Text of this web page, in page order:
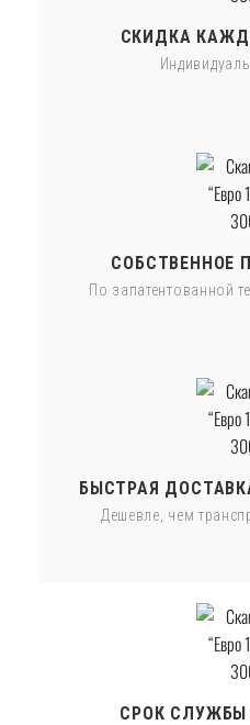
СКИДКА
СОБСТВЕННОЕ
По запатентованной
БЫСТРАЯ
Дешевле, чем
СРОК СЛУЖБЫ